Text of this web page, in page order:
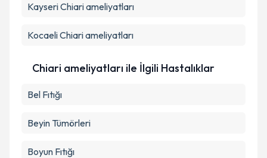
KayseriChiari ameliyatları
KocaeliChiari ameliyatları
Chiari ameliyatları ile İlgili Hastalıklar
Bel Fıtığı
Beyin Tümörleri
Boyun Fıtığı